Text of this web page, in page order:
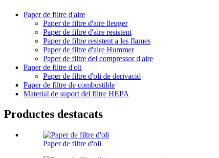
Paper de filtre d'aire
Paper de filtre d'aire lleuger
Paper de filtre d'aire resistent
Paper de filtre resistent a les flames
Paper de filtre d'aire Hummer
Paper de filtre del compressor d'aire
Paper de filtre d'oli
Paper de filtre d'oli de derivació
Paper de filtre de combustible
Material de suport del filtre HEPA
Productes destacats
Paper de filtre d'oli